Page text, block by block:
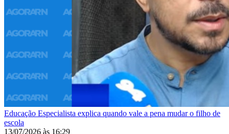
Educação Especialista explica quando vale a pena mudar o filho de
escola
13/07/2026 às 16:29